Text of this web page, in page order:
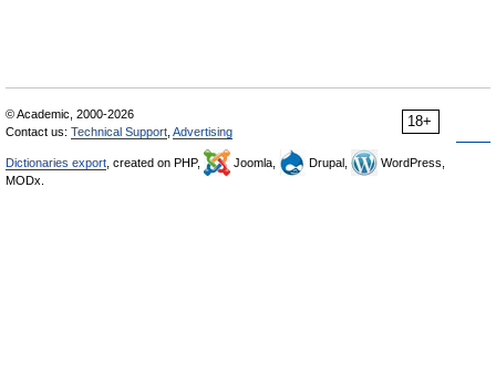
18+
© Academic, 2000-2026
Contact us: Technical Support Advertising
Dictionaries export , created on PHP, Joomla, Drupal,
WordPress,
MODx.